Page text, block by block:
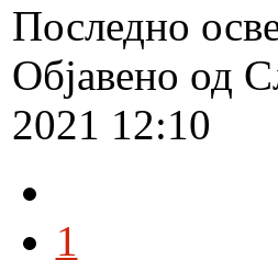
Последно
Објавено од
2021 12:10
1